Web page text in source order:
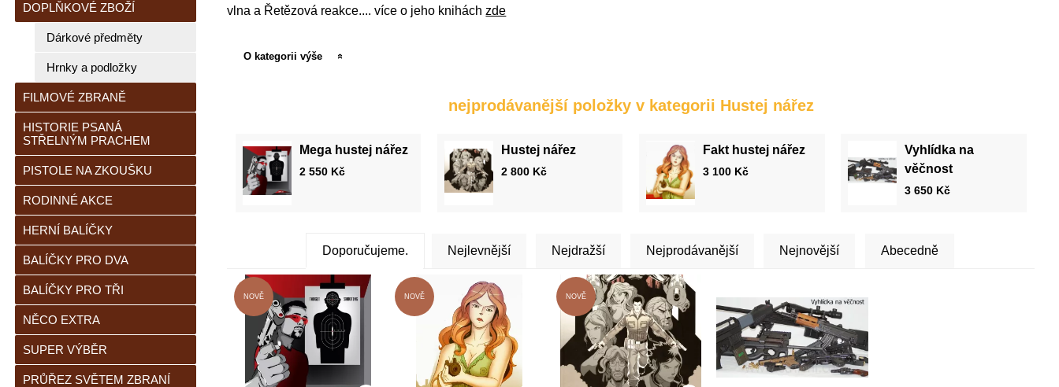
vlna a Řetězová reakce.... více o jeho kniháchzde
O kategorii výše
nejprodávanější položky v kategorii Hustej nářez
Mega hustej nářez
2 550 Kč
Hustej nářez
2 800 Kč
Fakt hustej nářez
3 100 Kč
Vyhlídka na
věčnost
3 650 Kč
Doporučujeme. Nejlevnější Nejdražší Nejprodávanější Nejnovější Abecedně
DOPLŇKOVÉ ZBOŽÍ
Dárkové předměty
Hrnky a podložky
FILMOVÉ ZBRANĚ
HISTORIE PSANÁ
STŘELNÝM PRACHEM
PISTOLE NA ZKOUŠKU
RODINNÉ AKCE
HERNÍ BALÍČKY
BALÍČKY PRO DVA
BALÍČKY PRO TŘI
NĚCO EXTRA
SUPER VÝBĚR
PRŮŘEZ SVĚTEM ZBRANÍ